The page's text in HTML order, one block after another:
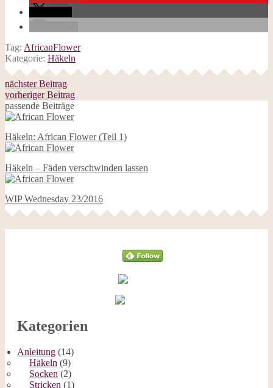
Tag: AfricanFlower
Kategorie: Häkeln
nächster Beitrag
vorheriger Beitrag
passende Beiträge
Häkeln: African Flower (Teil 1)
Häkeln – Fäden verschwinden lassen
WIP Wednesday 23/2016
Kategorien
Anleitung (14)
Häkeln (9)
Socken (2)
Stricken (1)